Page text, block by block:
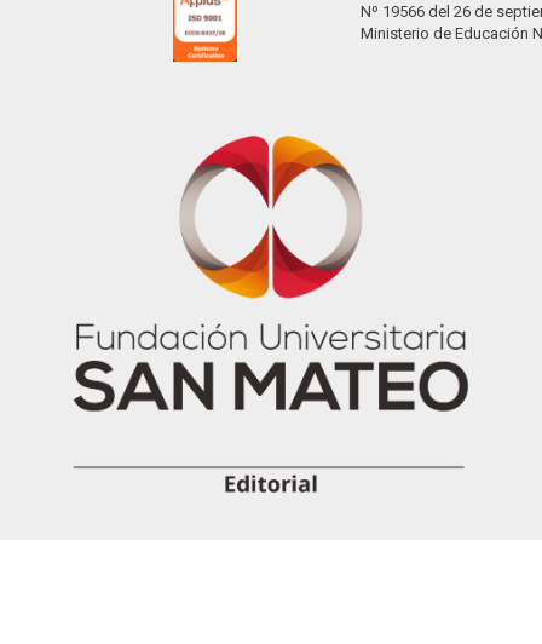
Nº 19566 del 26 de
Ministerio de Educación